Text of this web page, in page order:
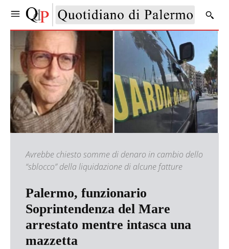
Avrebbe chiesto somme di denaro in cambio dello
“sblocco” della liquidazione di alcune fatture
Palermo, funzionario
Soprintendenza del Mare
arrestato mentre intasca una
mazzetta